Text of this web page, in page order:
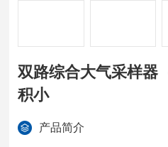
双路综合大气采样器
积小
产品简介